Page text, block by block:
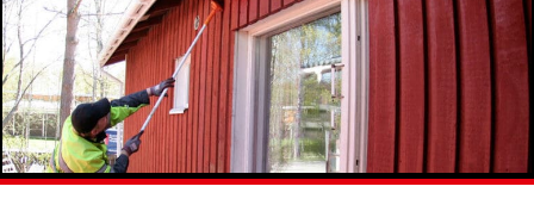
TO
CONTENT